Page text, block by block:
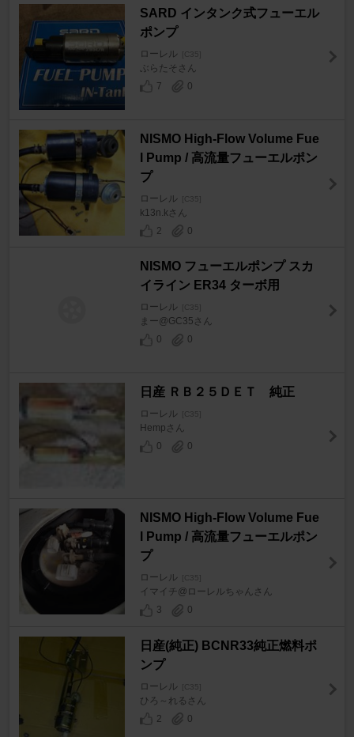
SARD インタンク式フューエル
ポンプ
ローレル [C35]
ぶらたそさん
7
0
NISMO High-Flow Volume Fue
l Pump / 高流量フューエルポン
プ
ローレル [C35]
k13n.kさん
2
0
NISMO フューエルポンプ スカ
イライン ER34 ターボ用
ローレル [C35]
まー@GC35さん
0
0
日産 ＲＢ２５ＤＥＴ 純正
ローレル [C35]
Hempさん
0
0
NISMO High-Flow Volume Fue
l Pump / 高流量フューエルポン
プ
ローレル [C35]
イマイチ@ローレルちゃんさん
3
0
日産(純正) BCNR33純正燃料ポ
ンプ
ローレル [C35]
ひろ～れるさん
2
0